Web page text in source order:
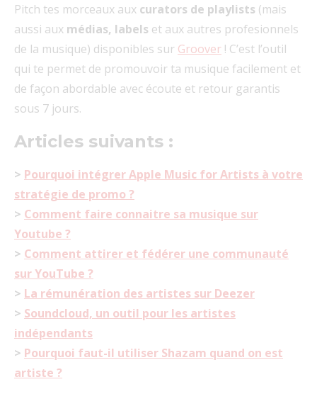
Pitch tes morceaux aux curators de playlists (mais
aussi aux médias, labels et aux autres profesionnels
de la musique) disponibles sur Groover ! C’est l’outil
qui te permet de promouvoir ta musique facilement et
de façon abordable avec écoute et retour garantis
sous 7 jours.
Articles suivants :
> Pourquoi intégrer Apple Music for Artists à votre
stratégie de promo ?
> Comment faire connaitre sa musique sur
Youtube ?
> Comment attirer et fédérer une communauté
sur YouTube ?
> La rémunération des artistes sur Deezer
> Soundcloud, un outil pour les artistes
indépendants
> Pourquoi faut-il utiliser Shazam quand on est
artiste ?